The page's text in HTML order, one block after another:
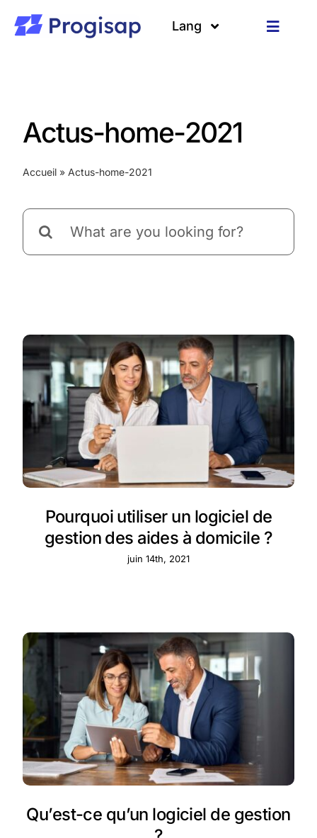
contenu
Toggle
Lang
Actus-home-2021
Accueil» Actus-home-2021
Rechercher:
Pourquoi utiliser un logiciel de
gestion des aides à domicile ?
juin 14th, 2021
Qu’est-ce qu’un logiciel de gestion